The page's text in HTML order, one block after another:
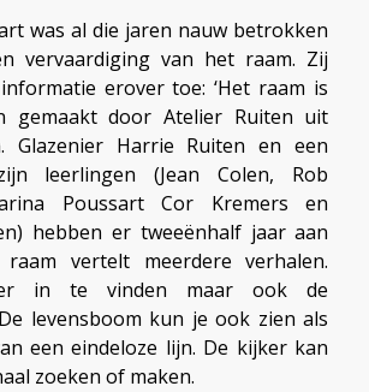
was al die jaren nauw betrokken
vervaardiging van het raam. Zij
erover toe: ‘Het raam is
gemaakt door Atelier Ruiten uit
Glazenier Harrie Ruiten en een
leerlingen (Jean Colen, Rob
Poussart Cor Kremers en
hebben er tweeënhalf jaar aan
vertelt meerdere verhalen.
in te vinden maar ook de
levensboom kun je ook zien als
een eindeloze lijn. De kijker kan
zoeken of maken.